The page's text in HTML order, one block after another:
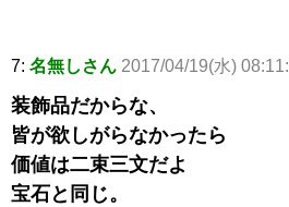
7: 名無しさん 2017/04/19(水)
装飾品だからな、
皆が欲しがらなかったら
価値は二束三文だよ
宝石と同じ。